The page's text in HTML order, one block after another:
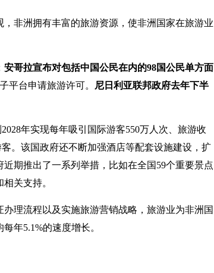
非洲拥有丰富的旅游资源，使非洲国家在旅游业
安哥拉宣布对包括中国公民在内的98国公民单方面
平台申请旅游许可。
尼日利亚联邦政府去年下半
年实现每年吸引国际游客550万人次、旅游收
。该国政府还不断加强酒店等配套设施建设，扩
期推出了一系列举措，比如在全国59个重要景点
关支持。
理流程以及实施旅游营销战略，旅游业为非洲国
年5.1%的速度增长。